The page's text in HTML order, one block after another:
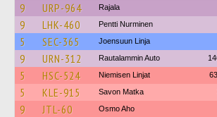
9 URP-964 Rajala
9 LHK-460 Pentti Nurminen
5 SEC-365 Joensuun Linja
9 URN-312 Rautalammin Auto
5 HSC-524 Niemisen Linjat
5 KLE-915 Savon Matka
9 JTL-60 Osmo Aho